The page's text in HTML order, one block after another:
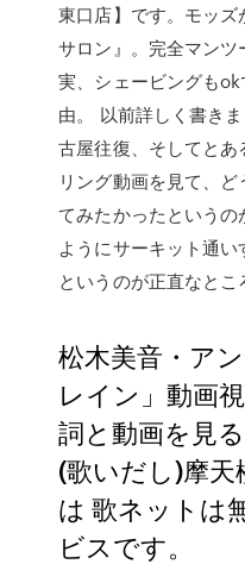
東口店】です。モッ
サロン』。完全マン
実、シェービングも
由。 以前詳しく書き
古屋往復、そしてと
リング動画を見て、
てみたかったという
ようにサーキット通
というのが正直なとこ
松木美音・ア
レイン」動画
詞と動画を見
(歌いだし)摩
は 歌ネットは
ビスです。